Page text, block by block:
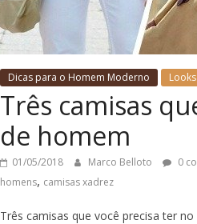
Dicas para o Homem Moderno Looks
Três camisas
de homem
01/05/2018 Marco Belloto 0
homens, camisas xadrez
Três camisas que você precisa ter